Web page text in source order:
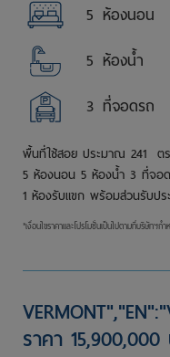
5 ห้องนอน
5 ห้องน้ำ
3 ที่จอดรถ
พื้นที่ใช้สอย ประมาณ 241 ต
5 ห้องนอน 5 ห้องน้ำ 3 ที่จ
1 ห้องรับแขก พร้อมส่วนรับปร
*เงื่อนไขราคาและโปรโมชั่นเป็นไปตามที่บริษัทฯก
ราคา 15,900,000